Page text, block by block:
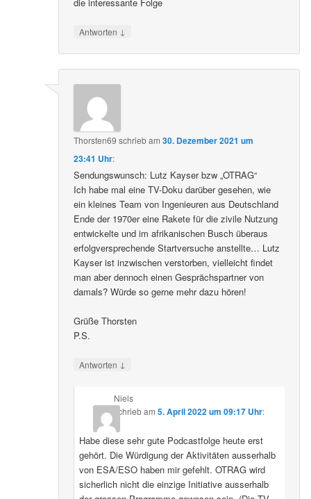
Antworten ↓
Thorsten69 schriebam30. Dezember 2021 um
23:41 Uhr:
Sendungswunsch: Lutz Kayser bzw „OTRAG“
Ich habe mal eine TV-Doku darüber gesehen, wie
ein kleines Team von Ingenieuren aus Deutschland
Ende der 1970er eine Rakete für die zivile Nutzung
entwickelte und im afrikanischen Busch überaus
erfolgversprechende Startversuche anstellte… Lutz
Kayser ist inzwischen verstorben, vielleicht findet
man aber dennoch einen Gesprächspartner von
damals? Würde so gerne mehr dazu hören!
Grüße Thorsten
P.S.
Antworten ↓
Niels
schriebam 5. April 2022 um 09:17 Uhr:
Habe diese sehr gute Podcastfolge heute erst
gehört. Die Würdigung der Aktivitäten ausserhalb
von ESA/ESO haben mir gefehlt. OTRAG wird
sicherlich nicht die einzige Initiative ausserhalb